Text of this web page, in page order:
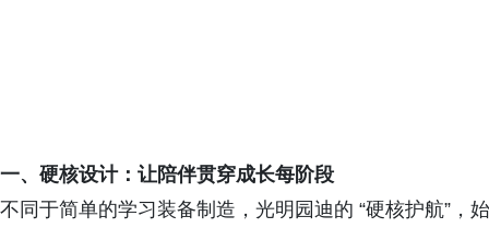
一、硬核设计：让陪伴贯穿成长每阶段
不同于简单的学习装备制造，光明园迪的 “硬核护航”，